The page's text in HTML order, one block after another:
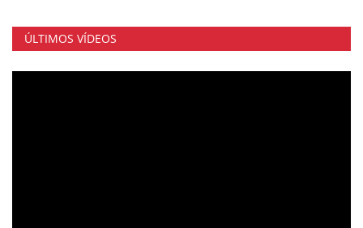
ÚLTIMOS VÍDEOS